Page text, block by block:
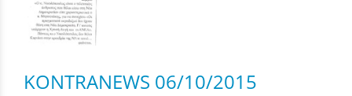
KONTRANEWS 06/10/2015